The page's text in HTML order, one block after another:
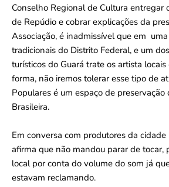
Conselho Regional de Cultura entregar
de Repúdio e cobrar explicações da
Associação, é inadmissível que em
tradicionais do Distrito Federal, e um
turísticos do Guará trate os artista
forma, não iremos tolerar esse tipo de
Populares é um espaço de
Brasileira.
Em conversa com produtores da cidade
afirma que não mandou parar de tocar,
local por conta do volume do som já
estavam reclamando.